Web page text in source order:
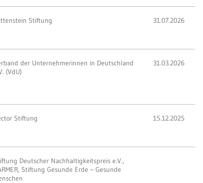
Stiftung 31.07.2026
der Unternehmerinnen in Deutschland
(VdU)
31.03.2026
Stiftung 15.12.2025
Deutscher Nachhaltigkeitspreis e.V.,
Stiftung Gesunde Erde – Gesunde